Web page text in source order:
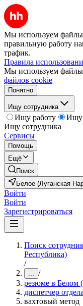
Мы используем файлы
правильную работу
трафик.
Правила
Мы используем файлы
файлов cookie
Понятно
Ищу сотрудника
Ищу работу
Ищу
Ищу сотрудника
Сервисы
Помощь
Ещё
Поиск
Белое (Луганская
Войти
Войти
Зарегистрироваться
Поиск
Республика)
/
... /
резюме в Белом
диспетчер
вахтовый метод